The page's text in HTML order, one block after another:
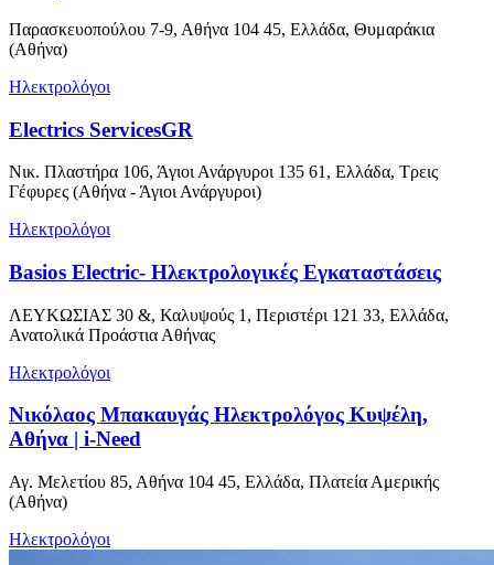
Παρασκευοπούλου 7-9, Αθήνα 104 45, Ελλάδα, Θυμαράκια
(Αθήνα)
Ηλεκτρολόγοι
Electrics ServicesGR
Νικ. Πλαστήρα 106, Άγιοι Ανάργυροι 135 61, Ελλάδα, Τρεις
Γέφυρες (Αθήνα - Άγιοι Ανάργυροι)
Ηλεκτρολόγοι
Basios Electric- Ηλεκτρολογικές Εγκαταστάσεις
ΛΕΥΚΩΣΙΑΣ 30 &, Καλυψούς 1, Περιστέρι 121 33, Ελλάδα,
Ανατολικά Προάστια Αθήνας
Ηλεκτρολόγοι
Νικόλαος Μπακαυγάς Ηλεκτρολόγος Κυψέλη,
Αθήνα | i-Need
Αγ. Μελετίου 85, Αθήνα 104 45, Ελλάδα, Πλατεία Αμερικής
(Αθήνα)
Ηλεκτρολόγοι